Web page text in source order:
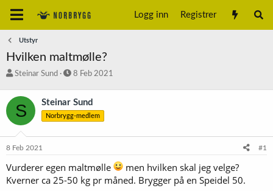
Logg inn Registrer
Utstyr
Hvilken maltmølle?
T
å
d
s
a
r
e
r
Steinar Sund
S
r
t
a
8 Feb 2021
S Steinar Sund
Norbrygg-medlem
8 Feb 2021 #1
Vurderer egen maltmølle
men hvilken skal jeg velge?
Kverner ca 25-50 kg pr måned. Brygger på en Speidel 50.